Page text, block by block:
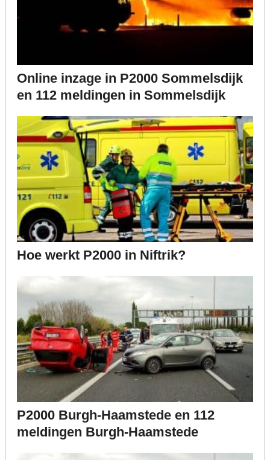
Online inzage in P2000 Sommelsdijk
en 112 meldingen in Sommelsdijk
Hoe werkt P2000 in Niftrik?
P2000 Burgh-Haamstede en 112
meldingen Burgh-Haamstede